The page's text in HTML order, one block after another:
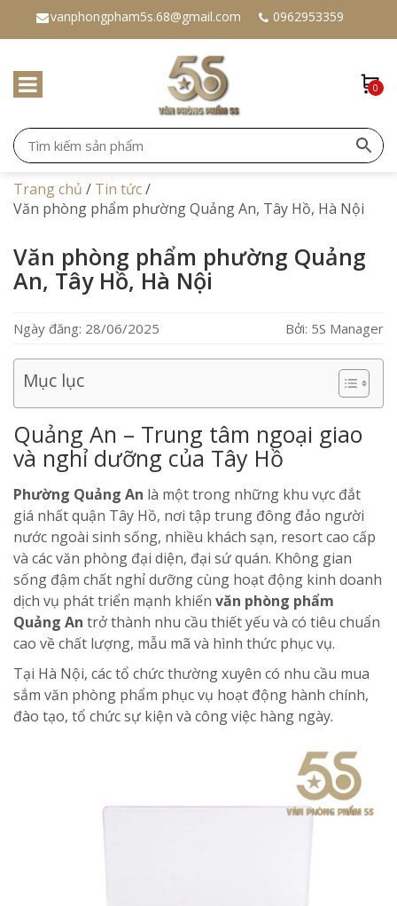
vanphongpham5s.68@gmail.com 0962953359
0
Trang chủ / Tin tức/
Văn phòng phẩm phường Quảng An, Tây Hồ, Hà Nội
Văn phòng phẩm phường Quảng
An, Tây Hồ, Hà Nội
Ngày đăng: 28/06/2025 Bởi: 5S Manager
Mục lục
Quảng An – Trung tâm ngoại giao
và nghỉ dưỡng của Tây Hồ
Phường Quảng An là một trong những khu vực đắt
giá nhất quận Tây Hồ, nơi tập trung đông đảo người
nước ngoài sinh sống, nhiều khách sạn, resort cao cấp
và các văn phòng đại diện, đại sứ quán. Không gian
sống đậm chất nghỉ dưỡng cùng hoạt động kinh doanh
dịch vụ phát triển mạnh khiến văn phòng phẩm
Quảng An trở thành nhu cầu thiết yếu và có tiêu chuẩn
cao về chất lượng, mẫu mã và hình thức phục vụ.
Tại Hà Nội, các tổ chức thường xuyên có nhu cầu mua
sắm văn phòng phẩm phục vụ hoạt động hành chính,
đào tạo, tổ chức sự kiện và công việc hàng ngày.